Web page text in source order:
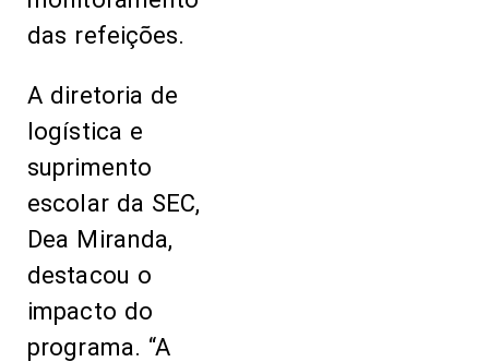
das refeições.
A diretoria de
logística e
suprimento
escolar da SEC,
Dea Miranda,
destacou o
impacto do
programa. “A